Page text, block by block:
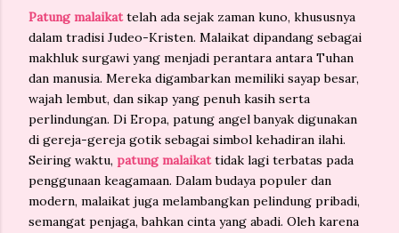
Patung malaikattelah ada sejak zaman kuno, khususnya
dalam tradisi Judeo-Kristen. Malaikat dipandang sebagai
makhluk surgawi yang menjadi perantara antara Tuhan
dan manusia. Mereka digambarkan memiliki sayap besar,
wajah lembut, dan sikap yang penuh kasih serta
perlindungan. Di Eropa, patung angel banyak digunakan
di gereja-gereja gotik sebagai simbol kehadiran ilahi.
Seiring waktu, patung malaikattidak lagi terbatas pada
penggunaan keagamaan. Dalam budaya populer dan
modern, malaikat juga melambangkan pelindung pribadi,
semangat penjaga, bahkan cinta yang abadi. Oleh karena